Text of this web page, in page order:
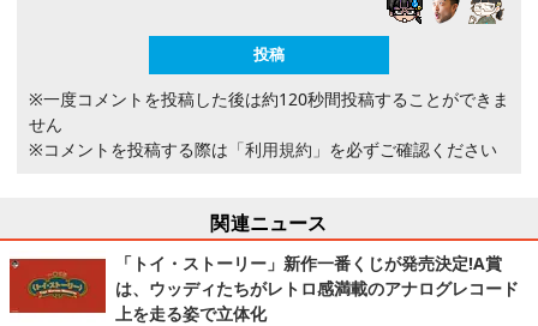
※一度コメントを投稿した後は約120秒間投稿することができま
せん
※コメントを投稿する際は 「利用規約」 を必ずご確認ください
関連ニュース
「トイ・ストーリー」新作一番くじが発売決定!A賞
は、ウッディたちがレトロ感満載のアナログレコード
上を走る姿で立体化